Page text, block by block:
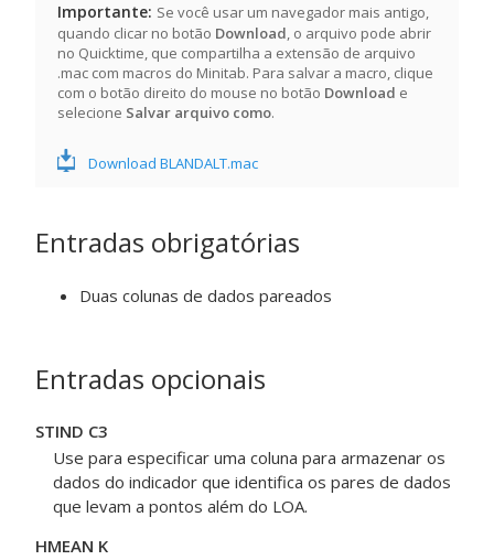
Importante Se você usar um navegador mais antigo,
quando clicar no botão Download, o arquivo pode abrir
no Quicktime, que compartilha a extensão de arquivo
.mac com macros do Minitab. Para salvar a macro, clique
com o botão direito do mouse no botão Download e
selecione Salvar arquivo como.
Download BLANDALT.mac
Entradas obrigatórias
Duas colunas de dados pareados
Entradas opcionais
STIND C3
Use para especificar uma coluna para armazenar os
dados do indicador que identifica os pares de dados
que levam a pontos além do LOA.
HMEAN K